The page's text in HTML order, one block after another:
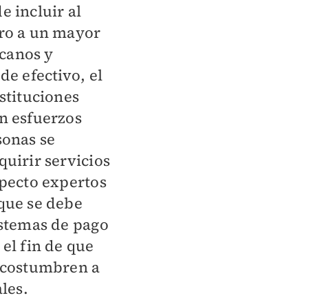
incluir al
a un mayor
y
efectivo, el
esfuerzos
se
servicios
expertos
se debe
de pago
fin de que
a